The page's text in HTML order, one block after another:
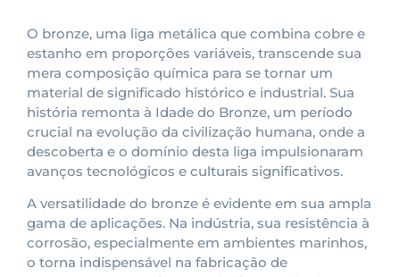
O bronze, uma liga metálica que combina cobre e
estanho em proporções variáveis, transcende sua
mera composição química para se tornar um
material de significado histórico e industrial. Sua
história remonta à Idade do Bronze, um período
crucial na evolução da civilização humana, onde a
descoberta e o domínio desta liga impulsionaram
avanços tecnológicos e culturais significativos.
A versatilidade do bronze é evidente em sua ampla
gama de aplicações. Na indústria, sua resistência à
corrosão, especialmente em ambientes marinhos,
o torna indispensável na fabricação de